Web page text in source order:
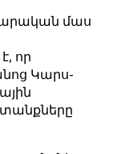
մաս
որ
Կարս-